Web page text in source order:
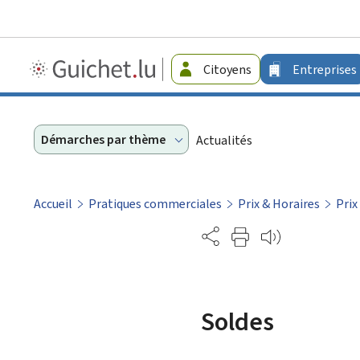
Guichet.lu
-
Citoyens Entreprises
Démarches par thème Actualités
Accueil Pratiques commerciales Prix & Horaires Prix
Partage
Soldes